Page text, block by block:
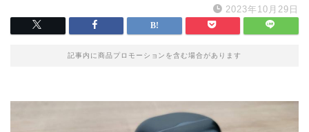
2023年10月29日
記事内に商品プロモーションを含む場合があります